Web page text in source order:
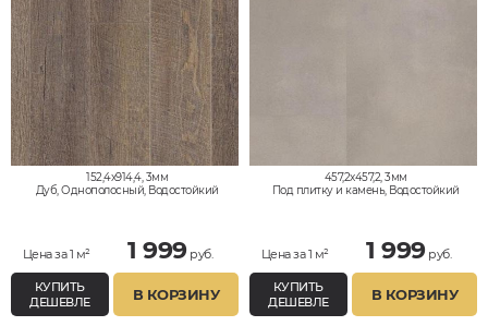
152,4x914,4, 3мм
Дуб, Однополосный, Водостойкий
Цена за 1 м² 1 999руб.
КУПИТЬ
ДЕШЕВЛЕ
В КОРЗИНУ
457,2x457,2, 3мм
Под плитку и камень, Водостойкий
Цена за 1 м² 1 999руб.
КУПИТЬ
ДЕШЕВЛЕ
В КОРЗИНУ